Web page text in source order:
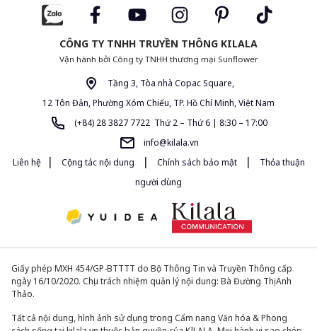
CÔNG TY TNHH TRUYỀN THÔNG KILALA
Vận hành bởi Công ty TNHH thương mại Sunflower
Tầng 3, Tòa nhà Copac Square,
12 Tôn Đản, Phường Xóm Chiếu, TP. Hồ Chí Minh, Việt Nam
(+84) 28 3827 7722 Thứ 2 – Thứ 6 | 8:30 – 17:00
info@kilala.vn
Liên hệ
| Cộng tác nội dung | Chính sách bảo mật |
Thỏa thuận
người dùng
Giấy phép MXH 454/GP-BTTTT do Bộ Thông Tin và Truyền Thông cấp
ngày 16/10/2020. Chịu trách nhiệm quản lý nội dung: Bà Đường Thị Anh
Thảo.
Tất cả nội dung, hình ảnh sử dụng trong Cẩm nang Văn hóa & Phong